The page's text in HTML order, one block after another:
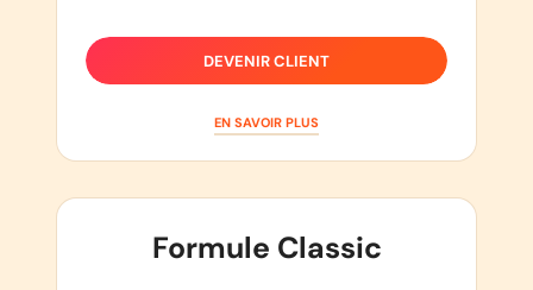
DEVENIR CLIENT
EN SAVOIR PLUS
Formule Classic